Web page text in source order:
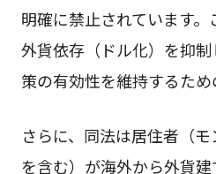
明確に禁止されています
外貨依存（ドル化）を抑
策の有効性を維持するため
さらに、同法は居住者（
を含む）が海外から外貨